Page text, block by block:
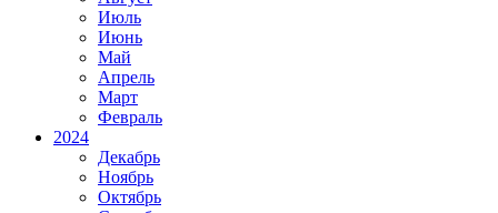
Июль
Июнь
Май
Апрель
Март
Февраль
2024
Декабрь
Ноябрь
Октябрь